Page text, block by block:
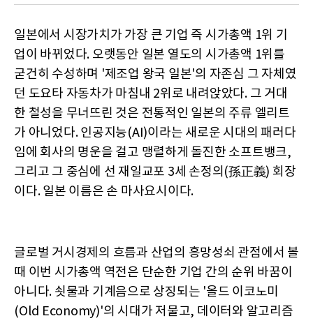
일본에서 시장가치가 가장 큰 기업 즉 시가총액 1위 기
업이 바뀌었다. 오랫동안 일본 열도의 시가총액 1위를
굳건히 수성하며 '제조업 왕국 일본'의 자존심 그 자체였
던 도요타 자동차가 마침내 2위로 내려앉았다. 그 거대
한 철성을 무너뜨린 것은 전통적인 일본의 주류 엘리트
가 아니었다. 인공지능(AI)이라는 새로운 시대의 패러다
임에 회사의 명운을 걸고 맹렬하게 돌진한 소프트뱅크,
그리고 그 중심에 선 재일교포 3세 손정의(孫正義) 회장
이다. 일본 이름은 손 마사요시이다.
글로벌 거시경제의 흐름과 산업의 흥망성쇠 관점에서 볼
때 이번 시가총액 역전은 단순한 기업 간의 순위 바꿈이
아니다. 쇳물과 기계음으로 상징되는 '올드 이코노미
(Old Economy)'의 시대가 저물고, 데이터와 알고리즘